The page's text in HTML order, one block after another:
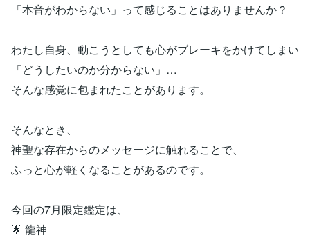
「本音がわからない」って感じることはありませんか？
わたし自身、動こうとしても心がブレーキをかけてしまい
「どうしたいのか分からない」…
そんな感覚に包まれたことがあります。
そんなとき、
神聖な存在からのメッセージに触れることで、
ふっと心が軽くなることがあるのです。
今回の7月限定鑑定は、
🌟 龍神